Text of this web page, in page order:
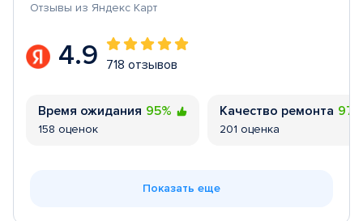
Отзывы из Яндекс Карт
4.9 718 отзывов
Время ожидания 95%
158 оценок
Качество ремонта
201 оценка
Показать еще